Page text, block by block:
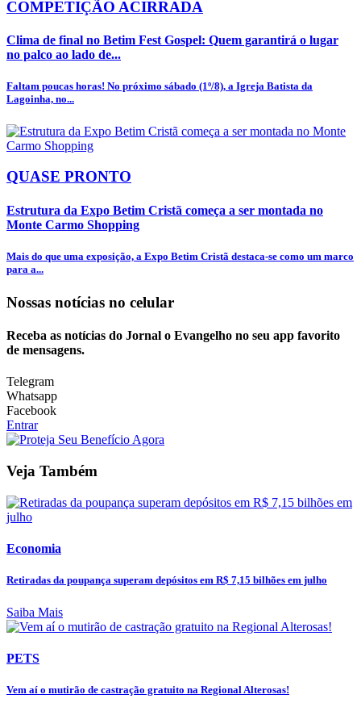
COMPETIÇÃO ACIRRADA
Clima de final no Betim Fest Gospel: Quem garantirá o lugar
no palco ao lado de...
Faltam poucas horas! No próximo sábado (1º/8), a Igreja Batista da
Lagoinha, no...
QUASE PRONTO
Estrutura da Expo Betim Cristã começa a ser montada no
Monte Carmo Shopping
Mais do que uma exposição, a Expo Betim Cristã destaca-se como um marco
para a...
Nossas notícias no celular
Receba as notícias do Jornal o Evangelho no seu app favorito
de mensagens.
Telegram
Whatsapp
Facebook
Entrar
Veja Também
Economia
Retiradas da poupança superam depósitos em R$ 7,15 bilhões em julho
Saiba Mais
PETS
Vem aí o mutirão de castração gratuito na Regional Alterosas!